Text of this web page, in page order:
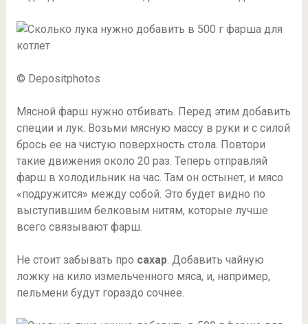
© Depositphotos
Мясной фарш нужно отбивать. Перед этим добавить
специи и лук. Возьми мясную массу в руки и с силой
брось ее на чистую поверхность стола. Повтори
такие движения около 20 раз. Теперь отправляй
фарш в холодильник на час. Там он остынет, и мясо
«подружится» между собой. Это будет видно по
выступившим белковым нитям, которые лучше
всего связывают фарш.
Не стоит забывать про сахар. Добавить чайную
ложку на кило измельченного мяса, и, например,
пельмени будут гораздо сочнее.